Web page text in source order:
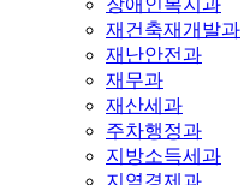
장애인복지과
재건축재개발과
재난안전과
재무과
재산세과
주차행정과
지방소득세과
지역경제과